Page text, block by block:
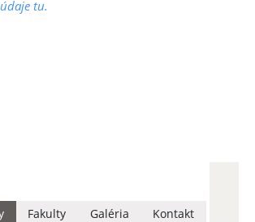
tu.
Fakulty Galéria Kontakt